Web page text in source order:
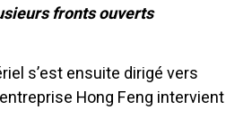
fronts ouverts
s’est ensuite dirigé vers
Hong Feng intervient